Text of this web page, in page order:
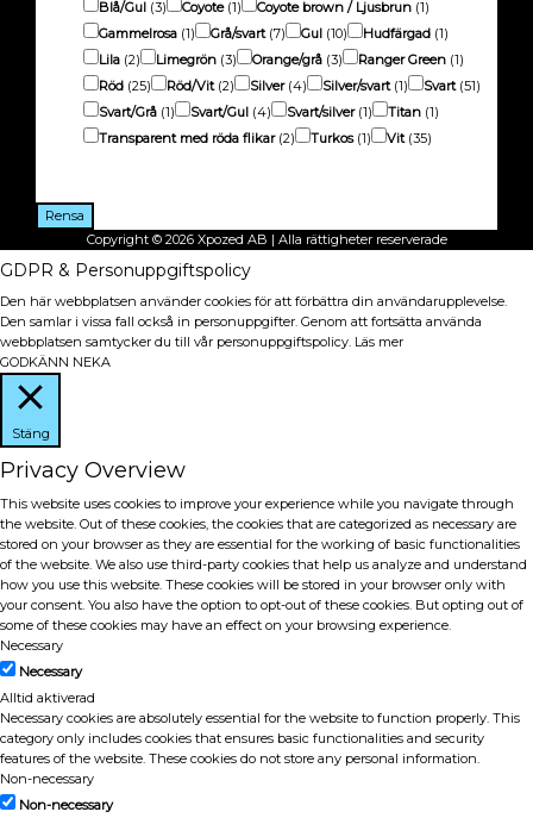
Blå/Gul (3) Coyote(1) Coyote brown / Ljusbrun (1)
Gammelrosa (1) Grå/svart(7) Gul (10) Hudfärgad (1)
Lila (2) Limegrön (3) Orange/grå (3) Ranger Green (1)
Röd (25) Röd/Vit(2) Silver(4) Silver/svart(1) Svart(51)
Svart/Grå (1) Svart/Gul (4) Svart/silver(1) Titan (1)
Transparent med röda flikar(2) Turkos(1) Vit(35)
Rensa
Copyright © 2026 Xpozed AB | Alla rättigheter reserverade
GDPR & Personuppgiftspolicy
Den här webbplatsen använder cookies för att förbättra din användarupplevelse.
Den samlar i vissa fall också in personuppgifter. Genom att fortsätta använda
webbplatsen samtycker du till vår personuppgiftspolicy. Läs mer
GODKÄNN NEKA
Stäng
Privacy Overview
This website uses cookies to improve your experience while you navigate through
the website. Out of these cookies, the cookies that are categorized as necessary are
stored on your browser as they are essential for the working of basic functionalities
of the website. We also use third-party cookies that help us analyze and understand
how you use this website. These cookies will be stored in your browser only with
your consent. You also have the option to opt-out of these cookies. But opting out of
some of these cookies may have an effect on your browsing experience.
Necessary
Necessary
Alltid aktiverad
Necessary cookies are absolutely essential for the website to function properly. This
category only includes cookies that ensures basic functionalities and security
features of the website. These cookies do not store any personal information.
Non-necessary
Non-necessary